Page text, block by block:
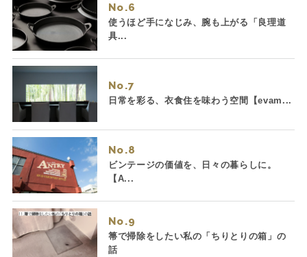
No.
使うほど手になじみ、腕も上がる「良理道
具...
No.
日常を彩る、衣食住を味わう空間【evam...
No.
ビンテージの価値を、日々の暮らしに。
【A...
No.
箒で掃除をしたい私の「ちりとりの箱」の
話